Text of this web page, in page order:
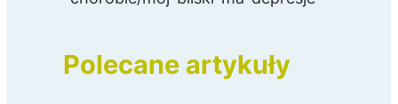
Polecane artykuły